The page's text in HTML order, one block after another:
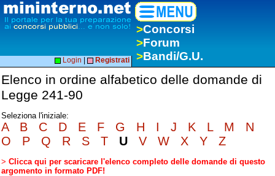
>Concorsi
>Forum
>Bandi/G.U.
Login Registrati
Elenco in ordine alfabetico delle domande di
Legge 241-90
Seleziona l'iniziale:
A B C D E F G H I J K L M
N
O
P Q R S T U V W X Y Z
> Clicca qui per scaricare l'elenco completo delle domande di questo
argomento in formato PDF!